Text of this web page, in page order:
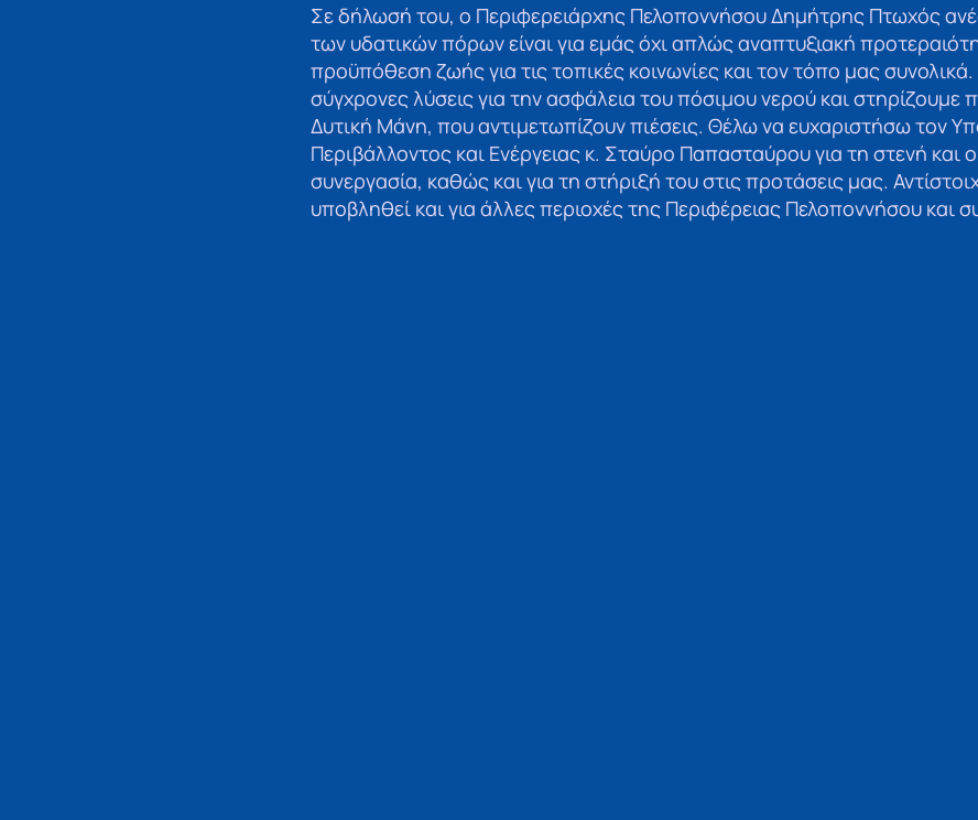
Σε δήλωσή του, ο Περιφερειάρχης Πελοποννήσου Δημήτρης Πτωχός
των υδατικών πόρων είναι για εμάς όχι απλώς αναπτυξιακή
προϋπόθεση ζωής για τις τοπικές κοινωνίες και τον τόπο μας
σύγχρονες λύσεις για την ασφάλεια του πόσιμου νερού και στηρίζουμε
Δυτική Μάνη, που αντιμετωπίζουν πιέσεις. Θέλω να ευχαριστήσω τον
Περιβάλλοντος και Ενέργειας κ. Σταύρο Παπασταύρου για τη στενή και
συνεργασία, καθώς και για τη στήριξή του στις προτάσεις μας.
υποβληθεί και για άλλες περιοχές της Περιφέρειας Πελοποννήσου και